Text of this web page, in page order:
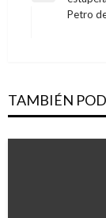
anteriorPetro
TAMBIÉN